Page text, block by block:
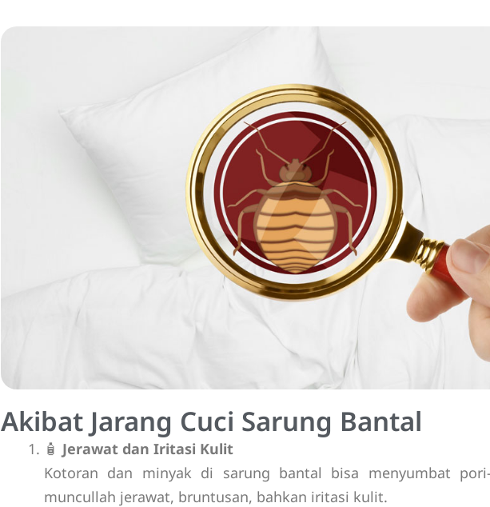
Akibat Jarang Cuci Sarung Bantal
🧴 Jerawat dan Iritasi Kulit
Kotoran dan minyak di sarung bantal bisa menyumbat
muncullah jerawat, bruntusan, bahkan iritasi kulit.